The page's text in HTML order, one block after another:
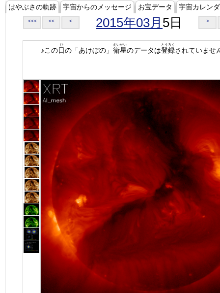
はやぶさの軌跡 宇宙からのメッセージ お宝データ 宇宙カレン
<<< << < 2015年03月 5日 >
♪この日
ひ
の「あけぼの」 衛星
えいせい
のデータは登録
とうろく
されていませ